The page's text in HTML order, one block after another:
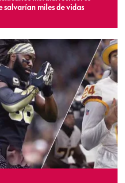
salvarían miles de vidas